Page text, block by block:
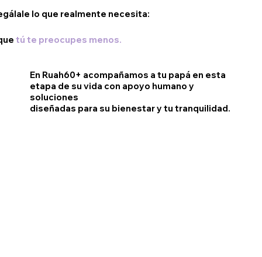
lo que realmente necesita:
tú te preocupes menos.
En Ruah60+ acompañamos a tu papá en esta
etapa de su vida con apoyo humano y
soluciones
diseñadas para su bienestar y tu tranquilidad.